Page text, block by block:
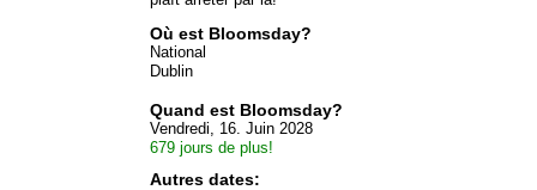
Où est Bloomsday?
National
Dublin
Quand est Bloomsday?
Vendredi, 16. Juin 2028
679 jours de plus!
Autres dates: